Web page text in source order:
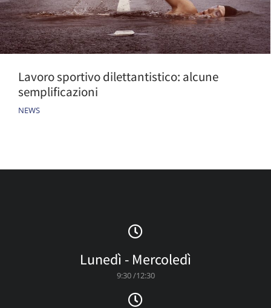
Lavoro sportivo dilettantistico: alcune
semplificazioni
NEWS
Lunedì - Mercoledì
9:30 /12:30